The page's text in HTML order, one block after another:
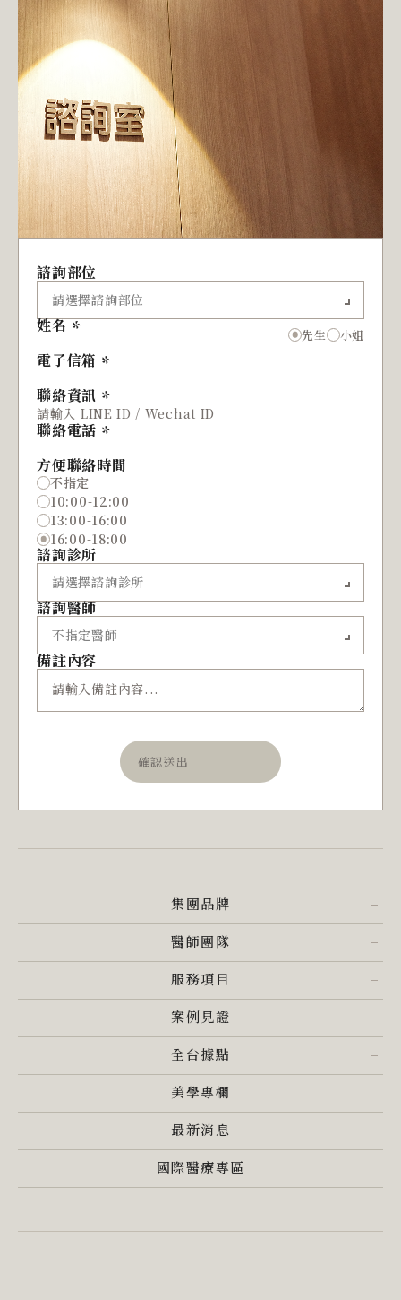
諮詢部位
姓名 先生 小姐
電子信箱
聯絡資訊
聯絡電話
方便聯絡時間
不指定
10:00-12:00
13:00-16:00
16:00-18:00
諮詢診所
諮詢醫師
備註內容
確認送出
集團品牌
醫師團隊
服務項目
案例見證
全台據點
美學專欄
最新消息
國際醫療專區